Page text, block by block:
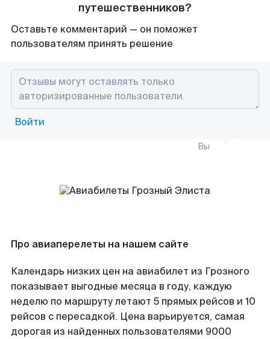
путешественников?
Оставьте комментарий — он поможет
пользователям принять решение
Войти
Вы
Про авиаперелеты на нашем сайте
Календарь низких цен на авиабилет из Грозного
показывает выгодные месяца в году, каждую
неделю по маршруту летают 5 прямых рейсов и 10
рейсов с пересадкой. Цена варьируется, самая
дорогая из найденных пользователями 9000